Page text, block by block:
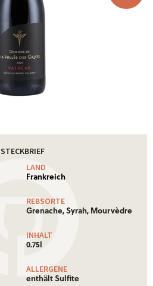
STECKBRIEF
LAND
Frankreich
REBSORTE
Grenache, Syrah, Mourvèdre
INHALT
0.75l
ALLERGENE
enthält Sulfite